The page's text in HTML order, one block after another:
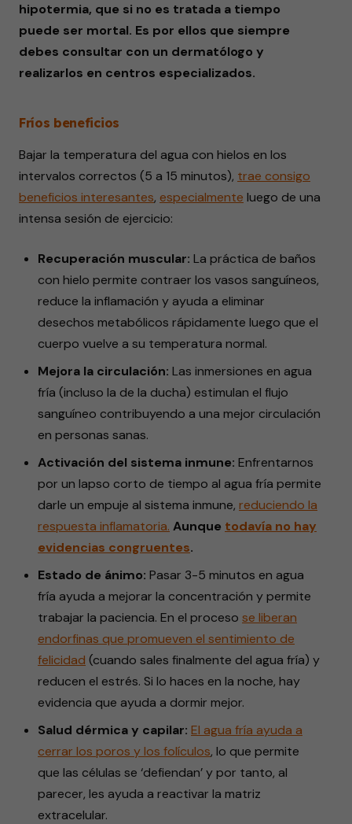
hipotermia, que si no es tratada a tiempo
puede ser mortal. Es por ellos que siempre
debes consultar con un dermatólogo y
realizarlos en centros especializados.
Fríos beneficios
Bajar la temperatura del agua con hielos en los
intervalos correctos (5 a 15 minutos), trae consigo
beneficios interesantes, especialmente luego de una
intensa sesión de ejercicio:
Recuperación muscular: La práctica de baños
con hielo permite contraer los vasos sanguíneos,
reduce la inflamación y ayuda a eliminar
desechos metabólicos rápidamente luego que el
cuerpo vuelve a su temperatura normal.
Mejora la circulación: Las inmersiones en agua
fría (incluso la de la ducha) estimulan el flujo
sanguíneo contribuyendo a una mejor circulación
en personas sanas.
Activación del sistema inmune: Enfrentarnos
por un lapso corto de tiempo al agua fría permite
darle un empuje al sistema inmune, reduciendo la
respuesta inflamatoria. Aunque todavía no hay
evidencias congruentes.
Estado de ánimo: Pasar 3-5 minutos en agua
fría ayuda a mejorar la concentración y permite
trabajar la paciencia. En el proceso se liberan
endorfinas que promueven el sentimiento de
felicidad (cuando sales finalmente del agua fría) y
reducen el estrés. Si lo haces en la noche, hay
evidencia que ayuda a dormir mejor.
Salud dérmica y capilar: El agua fría ayuda a
cerrar los poros y los folículos, lo que permite
que las células se ‘defiendan’ y por tanto, al
parecer, les ayuda a reactivar la matriz
extracelular.